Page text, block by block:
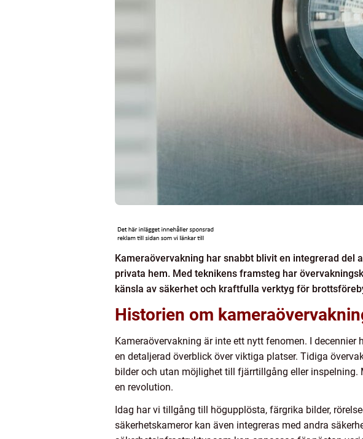
Kameraövervakning har snabbt blivit en integrerad
privata hem. Med teknikens framsteg har
känsla av säkerhet och kraftfulla verktyg för
Historien om
Kameraövervakning är inte ett nytt fenomen. I
en detaljerad överblick över viktiga platser. Tidiga
bilder och utan möjlighet till fjärrtillgång eller
en revolution.
Idag har vi tillgång till högupplösta, färgrika bilder,
säkerhetskameror kan även integreras med andra